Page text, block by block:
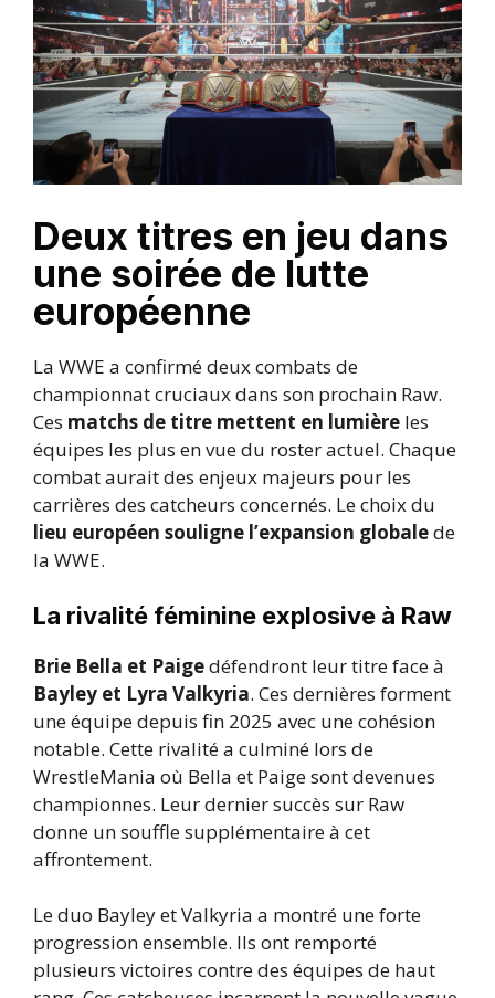
Deux titres en jeu dans
une soirée de lutte
européenne
La WWE a confirmé deux combats de
championnat cruciaux dans son prochain Raw.
Ces matchs de titre mettent en lumière les
équipes les plus en vue du roster actuel. Chaque
combat aurait des enjeux majeurs pour les
carrières des catcheurs concernés. Le choix du
lieu européen souligne l’expansion globalede
la WWE.
La rivalité féminine explosive à Raw
Brie Bella et Paigedéfendront leur titre face à
Bayley et Lyra Valkyria. Ces dernières forment
une équipe depuis fin 2025 avec une cohésion
notable. Cette rivalité a culminé lors de
WrestleMania où Bella et Paige sont devenues
championnes. Leur dernier succès sur Raw
donne un souffle supplémentaire à cet
affrontement.
Le duo Bayley et Valkyria a montré une forte
progression ensemble. Ils ont remporté
plusieurs victoires contre des équipes de haut